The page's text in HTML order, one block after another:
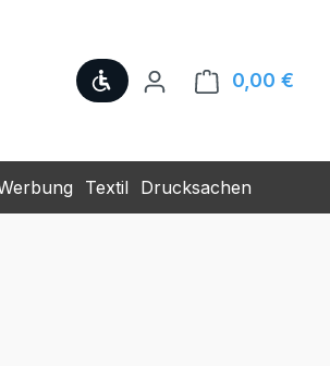
Werkzeugleiste anzeigen
0,00 €
Textil Drucksachen